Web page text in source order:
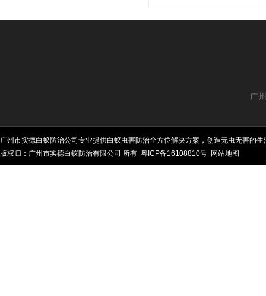
广
广州市实德白蚁防治公司专业提供白蚁虫害防治全方位解决方案，创造无虫无害的生
版权归：广州市实德白蚁防治有限公司 所有 粤ICP备16108810号 网站地图